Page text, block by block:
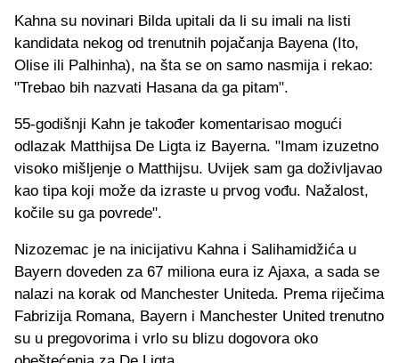
Kahna su novinari Bilda upitali da li su imali na listi
kandidata nekog od trenutnih pojačanja Bayena (Ito,
Olise ili Palhinha), na šta se on samo nasmija i rekao:
"Trebao bih nazvati Hasana da ga pitam".
55-godišnji Kahn je također komentarisao mogući
odlazak Matthijsa De Ligta iz Bayerna. "Imam izuzetno
visoko mišljenje o Matthijsu. Uvijek sam ga doživljavao
kao tipa koji može da izraste u prvog vođu. Nažalost,
kočile su ga povrede".
Nizozemac je na inicijativu Kahna i Salihamidžića u
Bayern doveden za 67 miliona eura iz Ajaxa, a sada se
nalazi na korak od Manchester Uniteda. Prema riječima
Fabrizija Romana, Bayern i Manchester United trenutno
su u pregovorima i vrlo su blizu dogovora oko